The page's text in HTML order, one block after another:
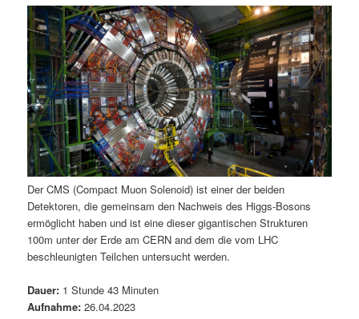
ä
r
e
n
I
n
h
l
n
d
ä
r
e
n
I
h
n
a
v
i
g
a
t
i
o
n
Der CMS (Compact Muon Solenoid) ist einer der beiden
Detektoren, die gemeinsam den Nachweis des Higgs-Bosons
ermöglicht haben und ist eine dieser gigantischen Strukturen
100m unter der Erde am CERN and dem die vom LHC
beschleunigten Teilchen untersucht werden.
Dauer: 1 Stunde 43 Minuten
Aufnahme: 26.04.2023